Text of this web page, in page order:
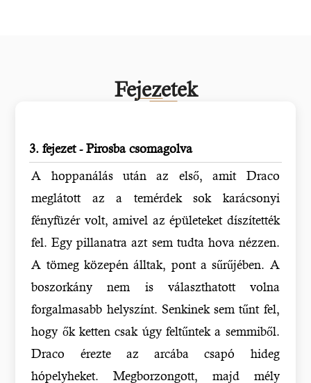
Fejezetek
3. fejezet - Pirosba csomagolva
A hoppanálás után az első, amit Draco
meglátott az a temérdek sok karácsonyi
fényfüzér volt, amivel az épületeket díszítették
fel. Egy pillanatra azt sem tudta hova nézzen.
A tömeg közepén álltak, pont a sűrűjében. A
boszorkány nem is választhatott volna
forgalmasabb helyszínt. Senkinek sem tűnt fel,
hogy ők ketten csak úgy feltűntek a semmiből.
Draco érezte az arcába csapó hideg
hópelyheket. Megborzongott, majd mély